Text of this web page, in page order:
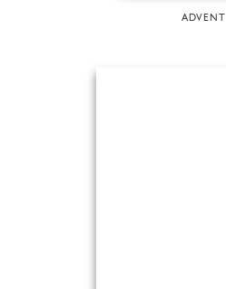
ADVENT